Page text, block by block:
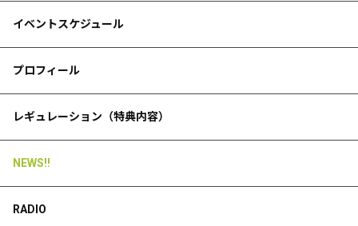
イベントスケジュール
プロフィール
レギュレーション（特典内容）
NEWS!!
RADIO